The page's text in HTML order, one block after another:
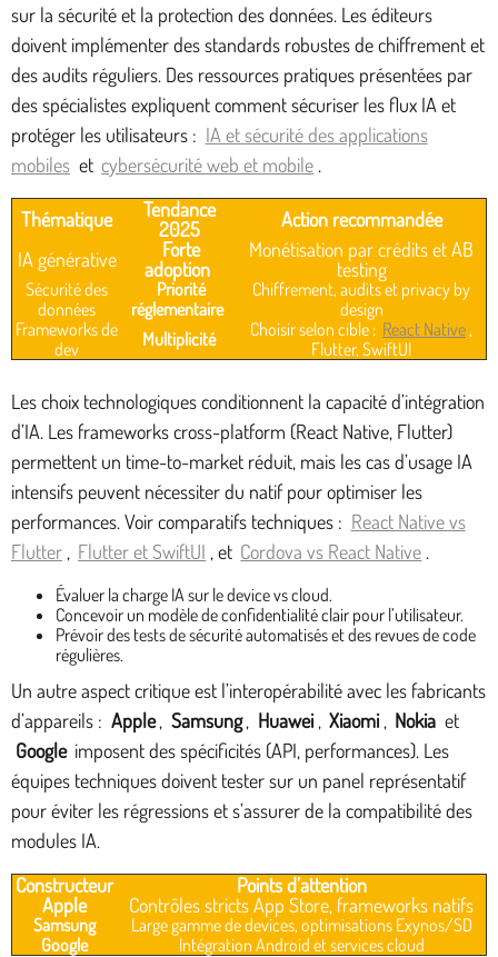
sur la sécurité et la protection des données. Les éditeurs
doivent implémenter des standards robustes de chiffrement et
des audits réguliers. Des ressources pratiques présentées par
des spécialistes expliquent comment sécuriser les flux IA et
protéger les utilisateurs : IA et sécurité des applications
mobiles et cybersécurité web et mobile .
Thématique
Tendance
2025
Action recommandée
IA générative
Forte
adoption
Monétisation par crédits et AB
testing
Sécurité des
données
Priorité
réglementaire
Chiffrement, audits et privacy by
design
Frameworks de
dev
Multiplicité Choisir selon cible : React Native ,
Flutter, SwiftUI
Les choix technologiques conditionnent la capacité d’intégration
d’IA. Les frameworks cross-platform (React Native, Flutter)
permettent un time-to-market réduit, mais les cas d’usage IA
intensifs peuvent nécessiter du natif pour optimiser les
performances. Voir comparatifs techniques : React Native vs
Flutter , Flutter et SwiftUI , et Cordova vs React Native .
Évaluer la charge IA sur le device vs cloud.
Concevoir un modèle de confidentialité clair pour l’utilisateur.
Prévoir des tests de sécurité automatisés et des revues de code
régulières.
Un autre aspect critique est l’interopérabilité avec les fabricants
d’appareils : Apple , Samsung, Huawei , Xiaomi , Nokia et
Google imposent des spécificités (API, performances). Les
équipes techniques doivent tester sur un panel représentatif
pour éviter les régressions et s’assurer de la compatibilité des
modules IA.
Constructeur
Points d’attention
Apple
Contrôles stricts App Store, frameworks natifs
Samsung
Large gamme de devices, optimisations Exynos/SD
Google
Intégration Android et services cloud